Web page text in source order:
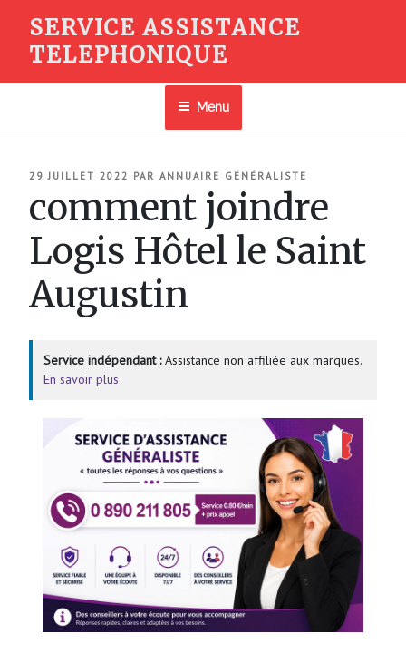
contenu
SERVICE ASSISTANCE
TELEPHONIQUE
Menu
PUBLIÉ
29 JUILLET 2022 PAR ANNUAIRE GÉNÉRALISTE
comment joindre
Logis Hôtel le Saint
Augustin
Service indépendant :Assistance non affiliée aux marques.
En savoir plus